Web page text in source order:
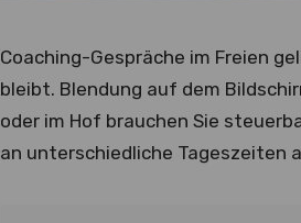
Coaching-Gespräche im Freien
bleibt. Blendung auf dem
oder im Hof brauchen Sie
an unterschiedliche Tageszeiten